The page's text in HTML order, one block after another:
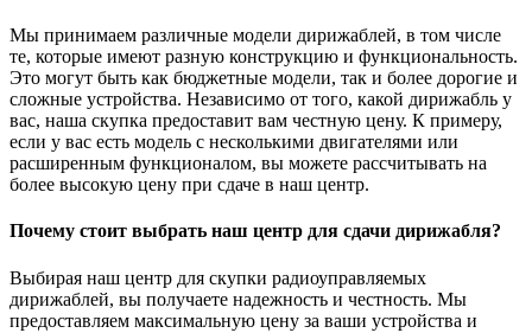
Мы принимаем различные модели дирижаблей, в том числе
те, которые имеют разную конструкцию и функциональность.
Это могут быть как бюджетные модели, так и более дорогие и
сложные устройства. Независимо от того, какой дирижабль у
вас, наша скупка предоставит вам честную цену. К примеру,
если у вас есть модель с несколькими двигателями или
расширенным функционалом, вы можете рассчитывать на
более высокую цену при сдаче в наш центр.
Почему стоит выбрать наш центр для сдачи дирижабля?
Выбирая наш центр для скупки радиоуправляемых
дирижаблей, вы получаете надежность и честность. Мы
предоставляем максимальную цену за ваши устройства и